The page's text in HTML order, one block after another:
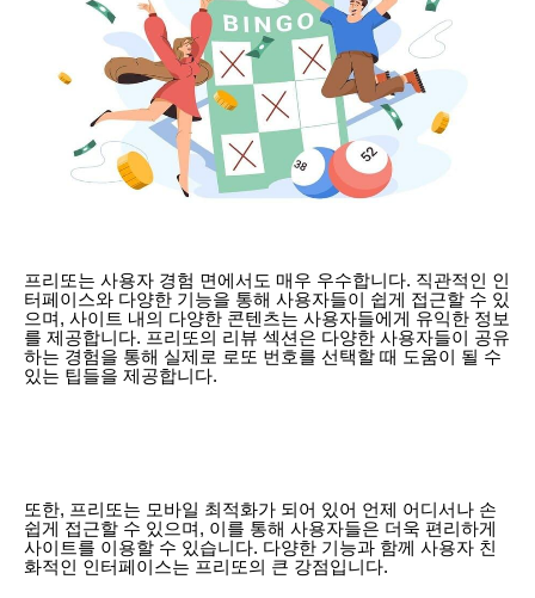
프리또는 사용자 경험 면에서도 매우 우수합니다. 직관적인 인
터페이스와 다양한 기능을 통해 사용자들이 쉽게 접근할 수 있
으며, 사이트 내의 다양한 콘텐츠는 사용자들에게 유익한 정보
를 제공합니다. 프리또의 리뷰 섹션은 다양한 사용자들이 공유
하는 경험을 통해 실제로 로또 번호를 선택할 때 도움이 될 수
있는 팁들을 제공합니다.
또한, 프리또는 모바일 최적화가 되어 있어 언제 어디서나 손
쉽게 접근할 수 있으며, 이를 통해 사용자들은 더욱 편리하게
사이트를 이용할 수 있습니다. 다양한 기능과 함께 사용자 친
화적인 인터페이스는 프리또의 큰 강점입니다.